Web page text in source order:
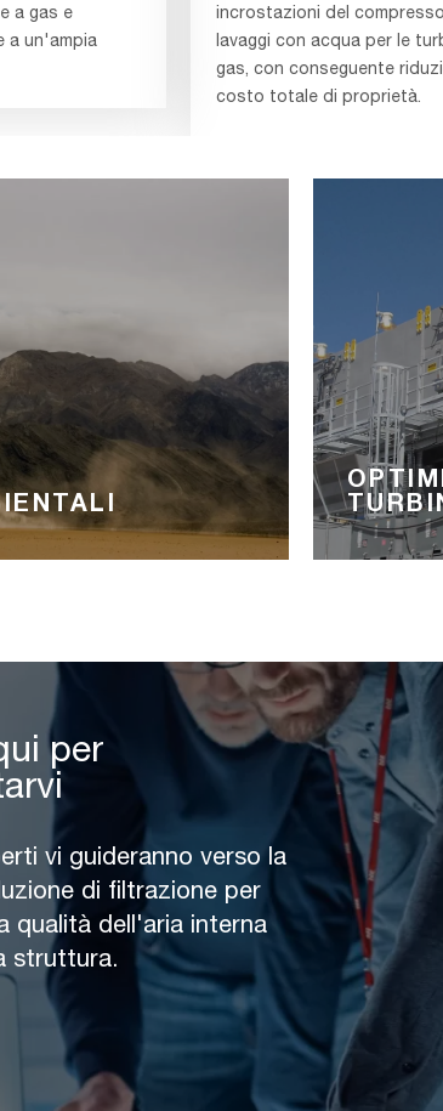
a gas e
a un'ampia
incrostazioni del
lavaggi con acqua per le
gas, con conseguente
costo totale di proprietà.
per
vi guideranno verso la
di filtrazione per
qualità dell'aria interna
struttura.